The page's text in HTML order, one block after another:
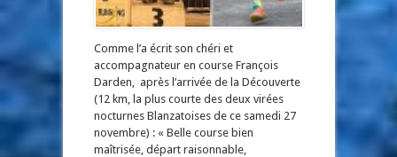
Comme l’a écrit son chéri et
accompagnateur en course François
Darden, après l’arrivée de la Découverte
(12 km, la plus courte des deux virées
nocturnes Blanzatoises de ce samedi 27
novembre) : « Belle course bien
maîtrisée, départ raisonnable,